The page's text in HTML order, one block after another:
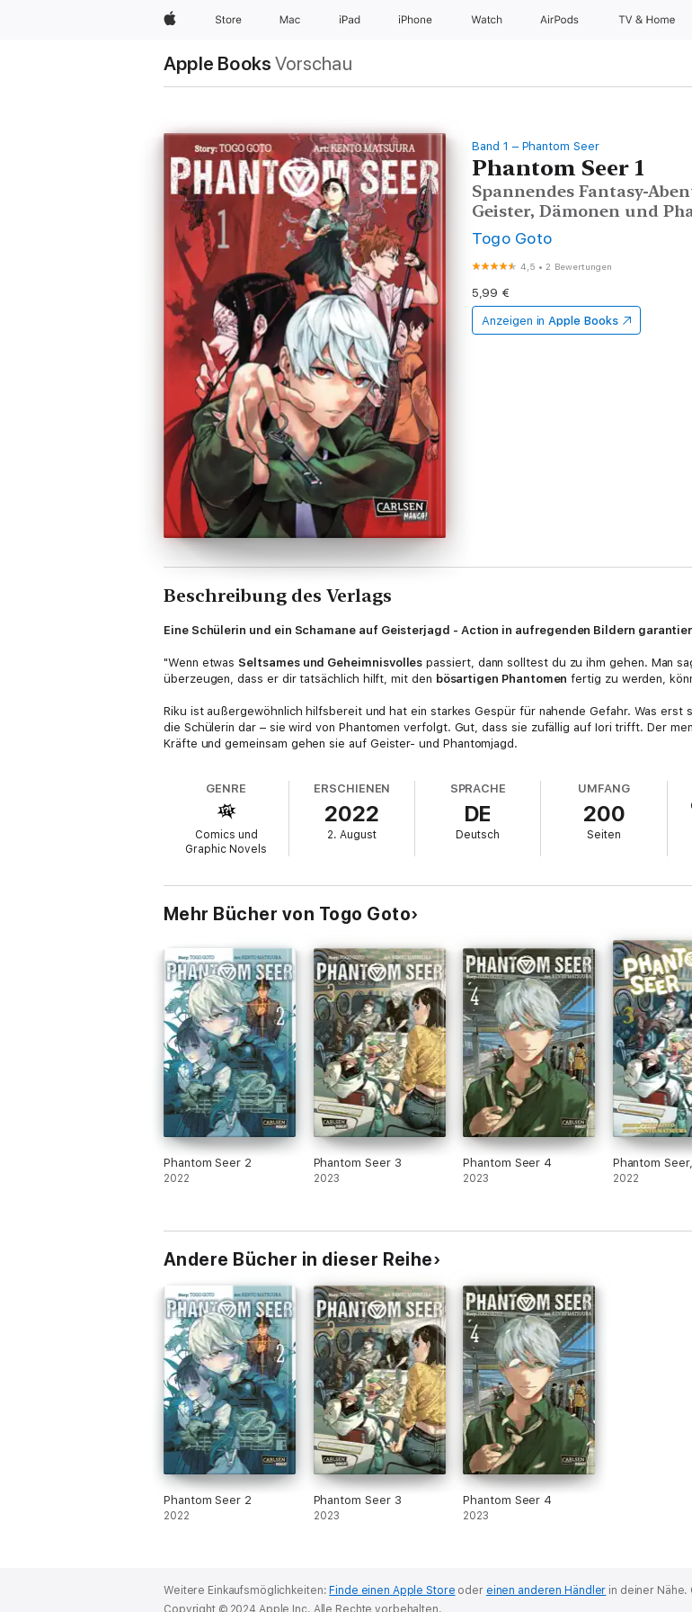
Apple Store Mac iPad iPhone Watch AirPods TV & Home
Apple Books Vorschau
Band 1 – Phantom Seer
Phantom Seer 1
Spannendes Fantasy-
Geister, Dämonen und
Togo Goto
4,5 •2 Bewertungen
5,99 €
Anzeigen in Apple Books
Beschreibung des Verlags
Eine Schülerin und ein Schamane auf Geisterjagd - Action in aufregenden Bildern
"Wenn etwas Seltsames und Geheimnisvolles passiert, dann solltest du zu ihm gehen. Man
überzeugen, dass er dir tatsächlich hilft, mit den bösartigen Phantomen fertig zu werden,
Riku ist außergewöhnlich hilfsbereit und hat ein starkes Gespür für nahende Gefahr. Was
die Schülerin dar – sie wird von Phantomen verfolgt. Gut, dass sie zufällig auf Iori trifft. Der
Kräfte und gemeinsam gehen sie auf Geister- und Phantomjagd.
Weitere Informationen:
- Beliebte Serie aus der "Manga Plus"-App von Shueisha
- Empfohlen ab 12 Jahren
GENRE
Comics und
Graphic Novels
ERSCHIENEN
2022
2. August
SPRACHE
DE
Deutsch
UMFANG
200
Seiten
Mehr Bücher von Togo Goto
Phantom Seer 2
2022
Phantom Seer 3
2023
Phantom Seer 4
2023
Phantom
2022
Andere Bücher in dieser Reihe
Phantom Seer 2
2022
Phantom Seer 3
2023
Phantom Seer 4
2023
Weitere Einkaufsmöglichkeiten: Finde einen Apple Store oder einen anderen Händler in deiner Nähe.
Copyright © 2024 Apple Inc. Alle Rechte vorbehalten.